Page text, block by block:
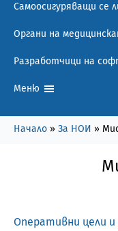
Самоосигуряващи се
Органи на
Разработчици на
Меню
Начало » За НОИ »
Оперативни цели